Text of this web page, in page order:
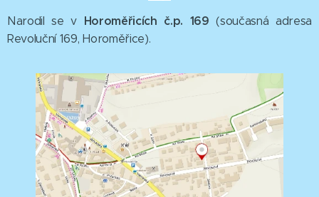
Narodil se v Horoměřicích č.p. 169 (současná adresa
Revoluční 169, Horoměřice).